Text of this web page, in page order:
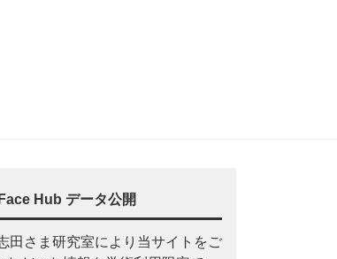
Hub データ公開
田さま研究室により当サイトをご